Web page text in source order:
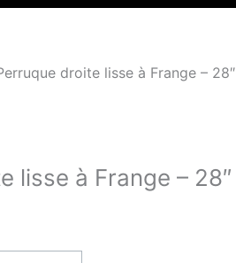
droite lisse à Frange – 28″
lisse à Frange – 28″